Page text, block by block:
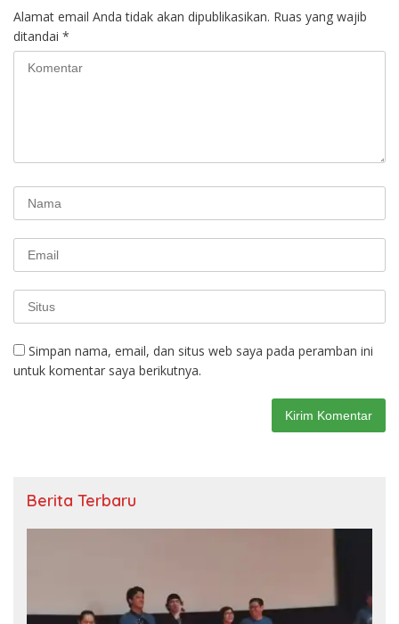
Alamat email Anda tidak akan dipublikasikan. Ruas yang wajib
ditandai *
Simpan nama, email, dan situs web saya pada peramban ini
untuk komentar saya berikutnya.
Berita Terbaru